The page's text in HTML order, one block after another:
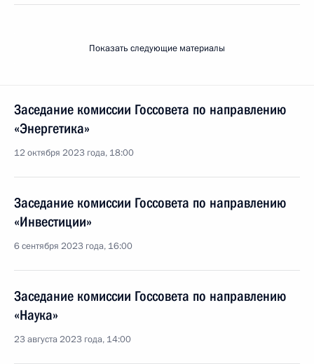
Показать следующие материалы
Заседание комиссии Госсовета по направлению
«Энергетика»
12 октября 2023 года, 18:00
Заседание комиссии Госсовета по направлению
«Инвестиции»
6 сентября 2023 года, 16:00
Заседание комиссии Госсовета по направлению
«Наука»
23 августа 2023 года, 14:00